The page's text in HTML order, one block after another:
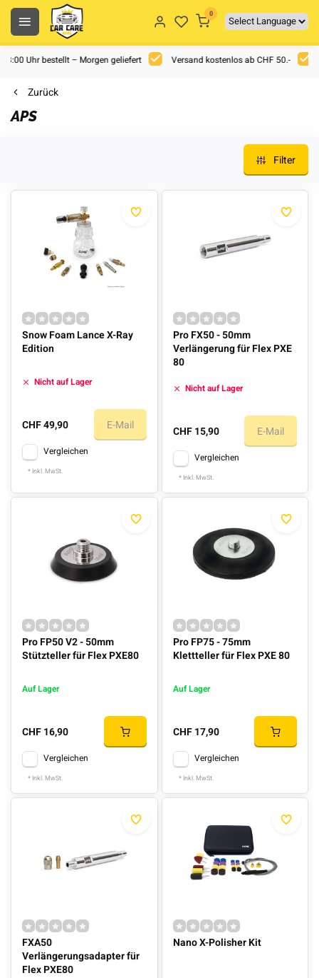
0
Uhr bestellt – Morgen geliefert Versand kostenlos ab CHF 50.-
Zurück
APS
Filter
Snow Foam Lance X-Ray
Edition
Nicht auf Lager
CHF 49,90 E-Mail
Vergleichen
* Inkl. MwSt.
Pro FX50 - 50mm
Verlängerung für Flex PXE
80
Nicht auf Lager
CHF 15,90 E-Mail
Vergleichen
* Inkl. MwSt.
Pro FP50 V2 - 50mm
Stützteller für Flex PXE80
Auf Lager
CHF 16,90
Vergleichen
* Inkl. MwSt.
Pro FP75 - 75mm
Klettteller für Flex PXE 80
Auf Lager
CHF 17,90
Vergleichen
* Inkl. MwSt.
FXA50
Verlängerungsadapter für
Flex PXE80
Nano X-Polisher Kit